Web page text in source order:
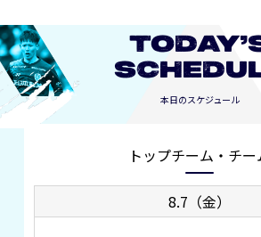
本日のスケジュール
トップチーム・チー
8.7（金）